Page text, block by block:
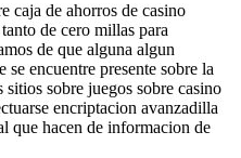
caja de ahorros de casino
de cero millas para
de que alguna algun
encuentre presente sobre la
sobre juegos sobre casino
encriptacion avanzadilla
que hacen de informacion de